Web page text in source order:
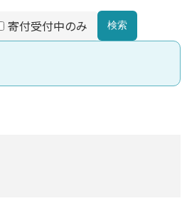
寄付受付中のみ 検索